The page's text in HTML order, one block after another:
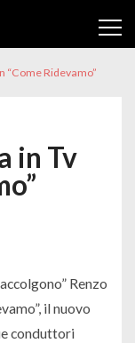
“Come Ridevamo”
in Tv
Renzo
il nuovo
conduttori